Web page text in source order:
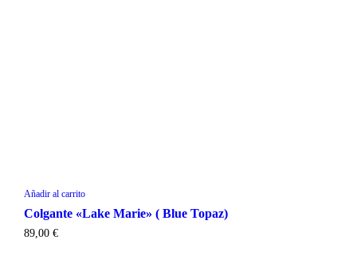
Añadir al carrito
Colgante «Lake Marie» ( Blue Topaz)
89,00 €